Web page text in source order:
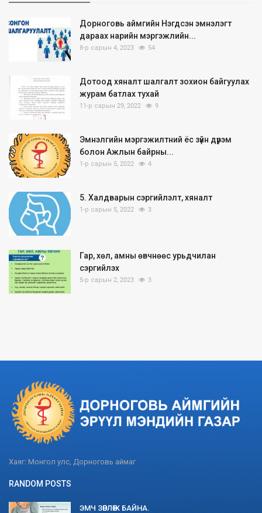
Дорноговь аймгийн Нэгдсэн эмнэлэгт
дараах нарийн мэргэжлийн...
8-р сарын 4, 2023 54
Дотоод хяналт шалгалт зохион байгуулах
журам батлах тухай
11-р сарын 29, 2022 9
Эмнэлгийн мэргэжилтний ёс зүйн дүрэм
болон Ажлын байрны...
1-р сарын 5, 2022 4
5. Халдварын сэргийлэлт, хяналт
1-р сарын 5, 2022 3
Гар, хөл, амны өвчнөөс урьдчилан
сэргийлэх
5-р сарын 2, 2023 3
Хаяг: Монгол улс, Дорноговь аймаг
RANDOM POSTS
ЭМЧ ЗӨВЛӨЖ БАЙНА.